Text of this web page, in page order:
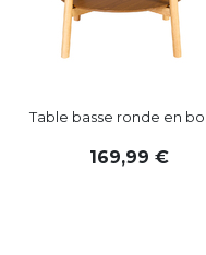
Table basse ronde en bois
169,99